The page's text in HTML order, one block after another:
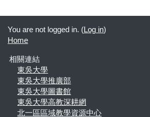
You are not logged in. ( Log in)
Home
相關連結
東吳大學
東吳大學推廣部
東吳大學圖書館
東吳大學高教深耕網
北一區區域教學資源中心